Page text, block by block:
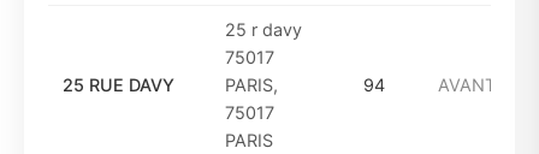
25 RUE DAVY
25 r davy
75017
PARIS,
75017
PARIS
94